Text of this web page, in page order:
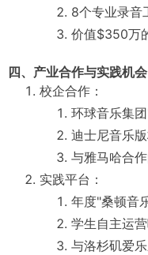
8个专业录音
价值$350万
四、产业合作与实践机会
校企合作：
环球音乐集
迪士尼音乐
与雅马哈合
实践平台：
年度"桑顿音
学生自主运
与洛杉矶爱